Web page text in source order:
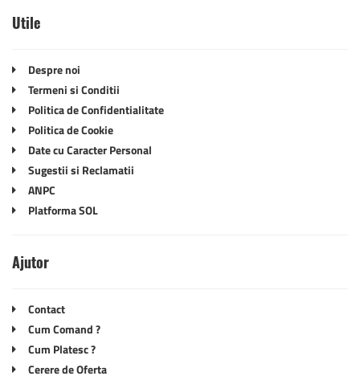
Utile
Despre noi
Termeni si Conditii
Politica de Confidentialitate
Politica de Cookie
Date cu Caracter Personal
Sugestii si Reclamatii
ANPC
Platforma SOL
Ajutor
Contact
Cum Comand ?
Cum Platesc ?
Cerere de Oferta